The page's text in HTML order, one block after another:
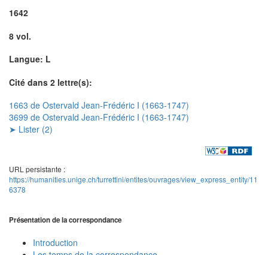
1642
8 vol.
Langue: L
Cité dans 2 lettre(s):
1663 de Ostervald Jean-Frédéric I (1663-1747)
3699 de Ostervald Jean-Frédéric I (1663-1747)
➤ Lister (2)
URL persistante :
https://humanities.unige.ch/turrettini/entites/ouvrages/view_express_entity/11
6378
Présentation de la correspondance
Introduction